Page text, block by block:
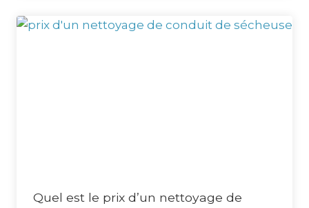
Quel est le prix d’un nettoyage de